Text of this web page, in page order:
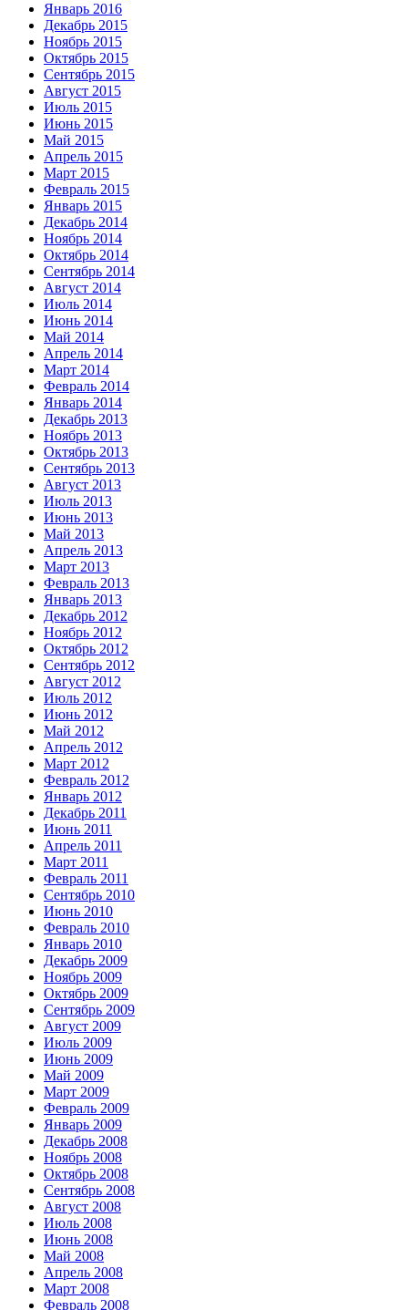
Январь 2016
Декабрь 2015
Ноябрь 2015
Октябрь 2015
Сентябрь 2015
Август 2015
Июль 2015
Июнь 2015
Май 2015
Апрель 2015
Март 2015
Февраль 2015
Январь 2015
Декабрь 2014
Ноябрь 2014
Октябрь 2014
Сентябрь 2014
Август 2014
Июль 2014
Июнь 2014
Май 2014
Апрель 2014
Март 2014
Февраль 2014
Январь 2014
Декабрь 2013
Ноябрь 2013
Октябрь 2013
Сентябрь 2013
Август 2013
Июль 2013
Июнь 2013
Май 2013
Апрель 2013
Март 2013
Февраль 2013
Январь 2013
Декабрь 2012
Ноябрь 2012
Октябрь 2012
Сентябрь 2012
Август 2012
Июль 2012
Июнь 2012
Май 2012
Апрель 2012
Март 2012
Февраль 2012
Январь 2012
Декабрь 2011
Июнь 2011
Апрель 2011
Март 2011
Февраль 2011
Сентябрь 2010
Июнь 2010
Февраль 2010
Январь 2010
Декабрь 2009
Ноябрь 2009
Октябрь 2009
Сентябрь 2009
Август 2009
Июль 2009
Июнь 2009
Май 2009
Март 2009
Февраль 2009
Январь 2009
Декабрь 2008
Ноябрь 2008
Октябрь 2008
Сентябрь 2008
Август 2008
Июль 2008
Июнь 2008
Май 2008
Апрель 2008
Март 2008
Февраль 2008